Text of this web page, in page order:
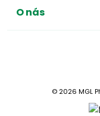
O nás
© 2026 MGL